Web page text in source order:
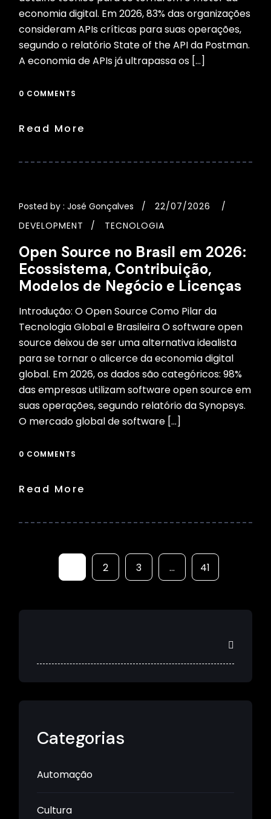
economia digital. Em 2026, 83% das organizações
consideram APIs críticas para suas operações,
segundo o relatório State of the API da Postman.
A economia de APIs já ultrapassa os […]
0 COMMENTS
Read More
Posted by : José Gonçalves
22/07/2026
DEVELOPMENT
TECNOLOGIA
Open Source no Brasil em 2026:
Ecossistema, Contribuição,
Modelos de Negócio e Licenças
Introdução: O Open Source Como Pilar da
Tecnologia Global e Brasileira O software open
source deixou de ser uma alternativa idealista
para se tornar o alicerce da economia digital
global. Em 2026, os dados são categóricos: 98%
das empresas utilizam software open source em
suas operações, segundo relatório da Synopsys.
O mercado global de software […]
0 COMMENTS
Read More
2 3 … 41
Categorias
Automação
Cultura